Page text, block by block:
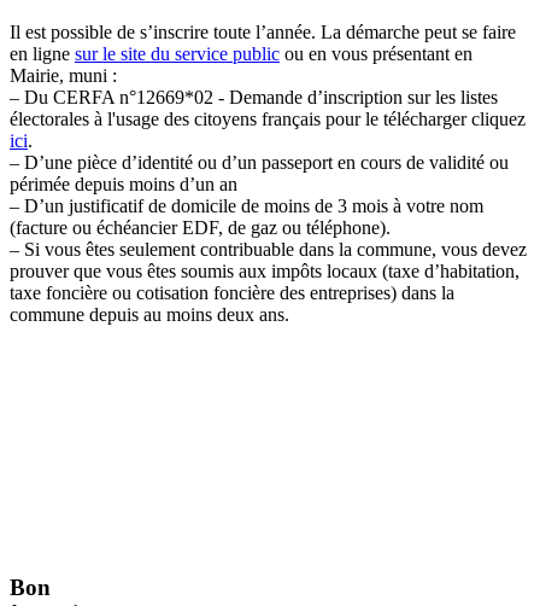
Il est possible de s’inscrire toute l’année. La démarche peut se faire
en ligne sur le site du service public ou en vous présentant en
Mairie, muni :
– Du CERFA n°12669*02 - Demande d’inscription sur les listes
électorales à l'usage des citoyens français pour le télécharger cliquez
ici.
– D’une pièce d’identité ou d’un passeport en cours de validité ou
périmée depuis moins d’un an
– D’un justificatif de domicile de moins de 3 mois à votre nom
(facture ou échéancier EDF, de gaz ou téléphone).
– Si vous êtes seulement contribuable dans la commune, vous devez
prouver que vous êtes soumis aux impôts locaux (taxe d’habitation,
taxe foncière ou cotisation foncière des entreprises) dans la
commune depuis au moins deux ans.
Bon